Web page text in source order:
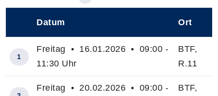
Datum Ort
1
Freitag • 16.01.2026 • 09:00 -
11:30 Uhr
BTF,
R.11
Freitag • 20.02.2026 • 09:00 -
BTF,